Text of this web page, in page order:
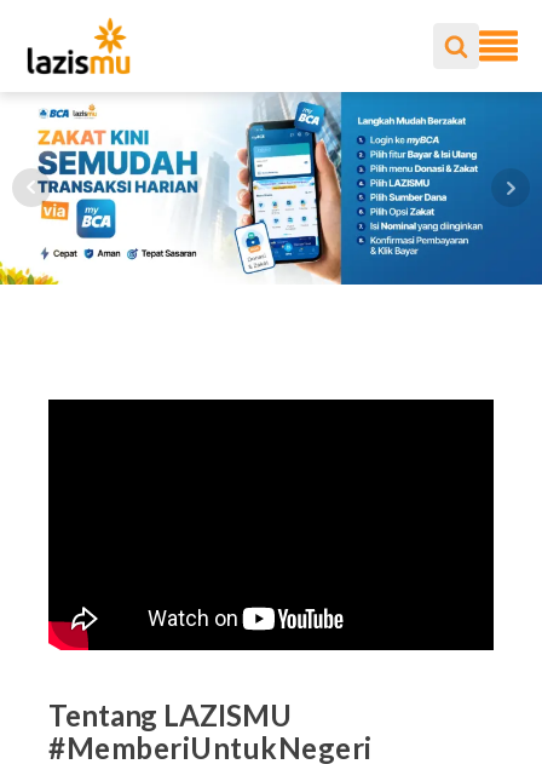
Tentang LAZISMU
#MemberiUntukNegeri